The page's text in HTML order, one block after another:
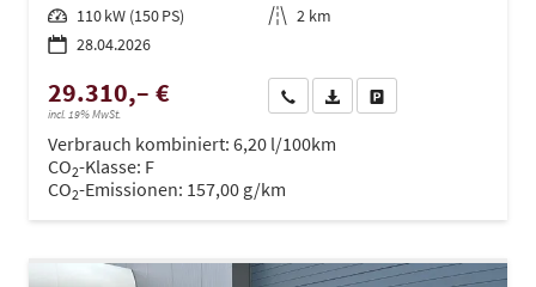
Leistung 110 kW (150 PS) Kilometerstand 2 km
28.04.2026
29.310,– €
incl. 19% MwSt.
Wir rufen Sie anPDF-Datei, Fahrzeugexposé
Verbrauch kombiniert: 6,20 l/100km
CO2-Klasse: F
CO2-Emissionen: 157,00 g/km